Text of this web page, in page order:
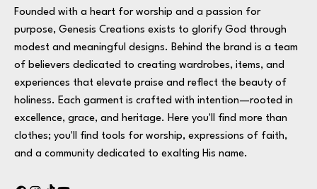
Founded with a heart for worship and a passion for
purpose, Genesis Creations exists to glorify God through
modest and meaningful designs. Behind the brand is a team
of believers dedicated to creating wardrobes, items, and
experiences that elevate praise and reflect the beauty of
holiness. Each garment is crafted with intention—rooted in
excellence, grace, and heritage. Here you'll find more than
clothes; you'll find tools for worship, expressions of faith,
and a community dedicated to exalting His name.